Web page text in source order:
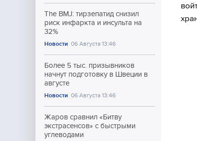
The BMJ: тирзепатид снизил
риск инфаркта и инсульта на
32%
Новости 06 Августа 13:46
Более 5 тыс. призывников
начнут подготовку в Швеции в
августе
Новости 06 Августа 13:46
Жаров сравнил «Битву
экстрасенсов» с быстрыми
углеводами